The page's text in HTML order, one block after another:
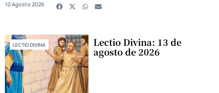
10 Agosto 2026
LECTIO DIVINA Lectio Divina: 13 de
agosto de 2026